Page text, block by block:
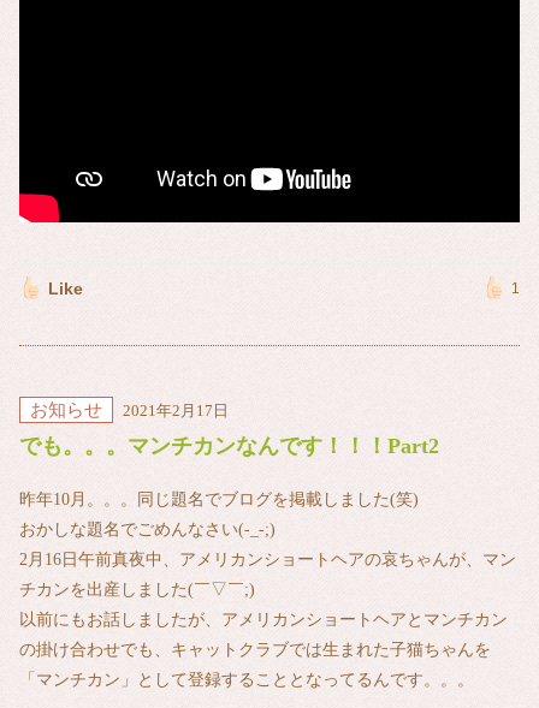
Like 1
お知らせ 2021年2月17日
でも。。。マンチカンなんです！！！Part2
昨年10月。。。同じ題名でブログを掲載しました(笑)
おかしな題名でごめんなさい(-_-;)
2月16日午前真夜中、アメリカンショートヘアの哀ちゃんが、マン
チカンを出産しました(￣▽￣;)
以前にもお話しましたが、アメリカンショートヘアとマンチカン
の掛け合わせでも、キャットクラブでは生まれた子猫ちゃんを
「マンチカン」として登録することとなってるんです。。。